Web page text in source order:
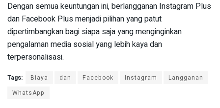
Dengan semua keuntungan ini, berlangganan Instagram Plus
dan Facebook Plus menjadi pilihan yang patut
dipertimbangkan bagi siapa saja yang menginginkan
pengalaman media sosial yang lebih kaya dan
terpersonalisasi.
Tags: Biaya dan Facebook Instagram
Langganan
WhatsApp